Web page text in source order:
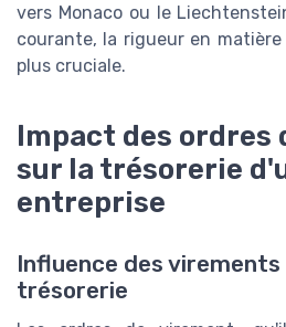
vers Monaco ou le
courante, la rigueur en
plus cruciale.
Impact des ordres
sur la trésorerie
entreprise
Influence des
trésorerie